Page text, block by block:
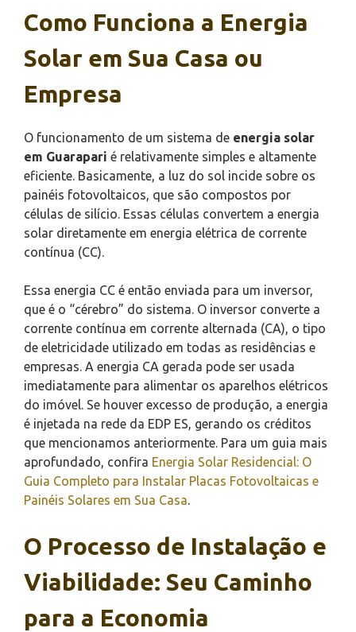
Como Funciona a Energia
Solar em Sua Casa ou
Empresa
O funcionamento de um sistema de energia solar
em Guarapari é relativamente simples e altamente
eficiente. Basicamente, a luz do sol incide sobre os
painéis fotovoltaicos, que são compostos por
células de silício. Essas células convertem a energia
solar diretamente em energia elétrica de corrente
contínua (CC).
Essa energia CC é então enviada para um inversor,
que é o “cérebro” do sistema. O inversor converte a
corrente contínua em corrente alternada (CA), o tipo
de eletricidade utilizado em todas as residências e
empresas. A energia CA gerada pode ser usada
imediatamente para alimentar os aparelhos elétricos
do imóvel. Se houver excesso de produção, a energia
é injetada na rede da EDP ES, gerando os créditos
que mencionamos anteriormente. Para um guia mais
aprofundado, confira Energia Solar Residencial: O
Guia Completo para Instalar Placas Fotovoltaicas e
Painéis Solares em Sua Casa
O Processo de Instalação e
Viabilidade: Seu Caminho
para a Economia